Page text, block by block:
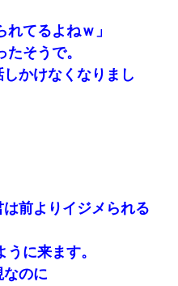
れてるよねｗ」
そうで。
かけなくなりまし
前よりイジメられる
に来ます。
のに